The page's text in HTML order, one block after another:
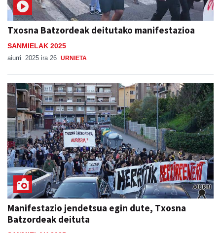
Txosna Batzordeak deitutako manifestazioa
SANMIELAK 2025
aiurri 2025 ira 26 URNIETA
Manifestazio jendetsua egin dute, Txosna
Batzordeak deituta